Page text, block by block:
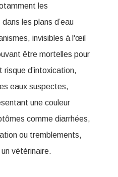
les
les plans d’eau
invisibles à l'œil
être mortelles pour
risque d’intoxication,
eaux suspectes,
une couleur
comme diarrhées,
ou tremblements,
vétérinaire.